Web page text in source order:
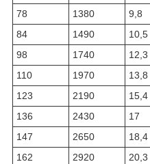
78
1380 9,8
84
1490 10,5
98
1740 12,3
110
1970 13,8
123
2190 15,4
136
2430 17
147
2650 18,4
162
2920 20,3